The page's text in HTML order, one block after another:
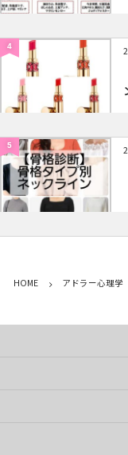
4
5
HOME アドラー心理学